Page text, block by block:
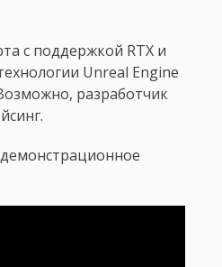
с поддержкой RTX и
Unreal Engine
разработчик